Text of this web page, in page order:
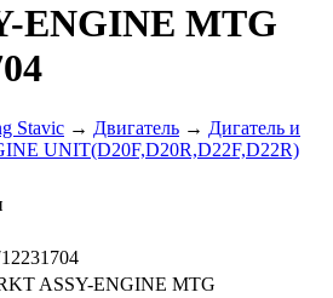
ENGINE MTG
Stavic → Двигатель → Дигатель и
UNIT(D20F,D20R,D22F,D22R)
ASSY-ENGINE MTG